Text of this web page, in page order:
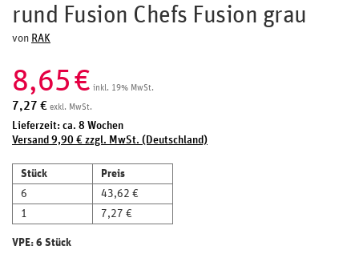
rund Fusion Chefs Fusion grau
von RAK
8,65€ inkl. 19% MwSt.
7,27 € exkl. MwSt.
Lieferzeit: ca. 8 Wochen
Versand 9,90 € zzgl. MwSt. (Deutschland)
Stück
Preis
6
43,62 €
1
7,27 €
VPE: 6 Stück